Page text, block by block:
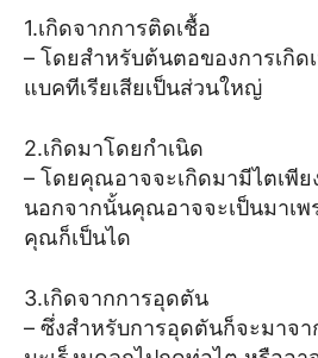
1.เกิดจากการติดเชื้อ
– โดยสำหรับต้นตอของการเกิด
แบคทีเรียเสียเป็นส่วนใหญ่
2.เกิดมาโดยกำเนิด
– โดยคุณอาจจะเกิดมามีไตเพีย
นอกจากนั้นคุณอาจจะเป็นมาเพ
คุณก็เป็นได
3.เกิดจากการอุดตัน
– ซึ่งสำหรับการอุดตันก็จะมาจา